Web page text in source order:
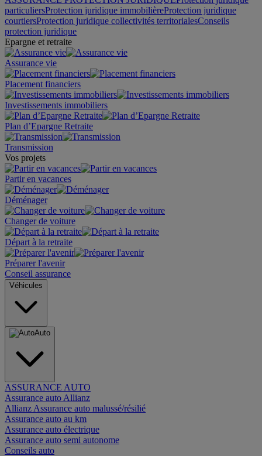
particuliersProtection juridique immobilièreProtection juridique
courtiersProtection juridique collectivités territorialesConseils
protection juridique
Epargne et retraite
Assurance vie
Placement financiers
Investissements immobiliers
Plan d’Epargne Retraite
Transmission
Vos projets
Partir en vacances
Déménager
Changer de voiture
Départ à la retraite
Préparer l'avenir
Conseil assurance
Véhicules
Auto
ASSURANCE AUTO
Assurance auto Allianz
Allianz Assurance auto malussé/résilié
Assurance auto au km
Assurance auto électrique
Assurance auto semi autonome
Conseils auto